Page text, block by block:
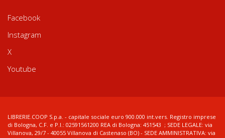
Facebook
Instagram
X
Youtube
LIBRERIE.COOP S.p.a. - capitale sociale euro 900.000 int.vers. Registro imprese
di Bologna, C.F. e P.I.: 02591561200 REA di Bologna: 451543 ; SEDE LEGALE: via
Villanova, 29/7 - 40055 Villanova di Castenaso (BO) - SEDE AMMINISTRATIVA: via